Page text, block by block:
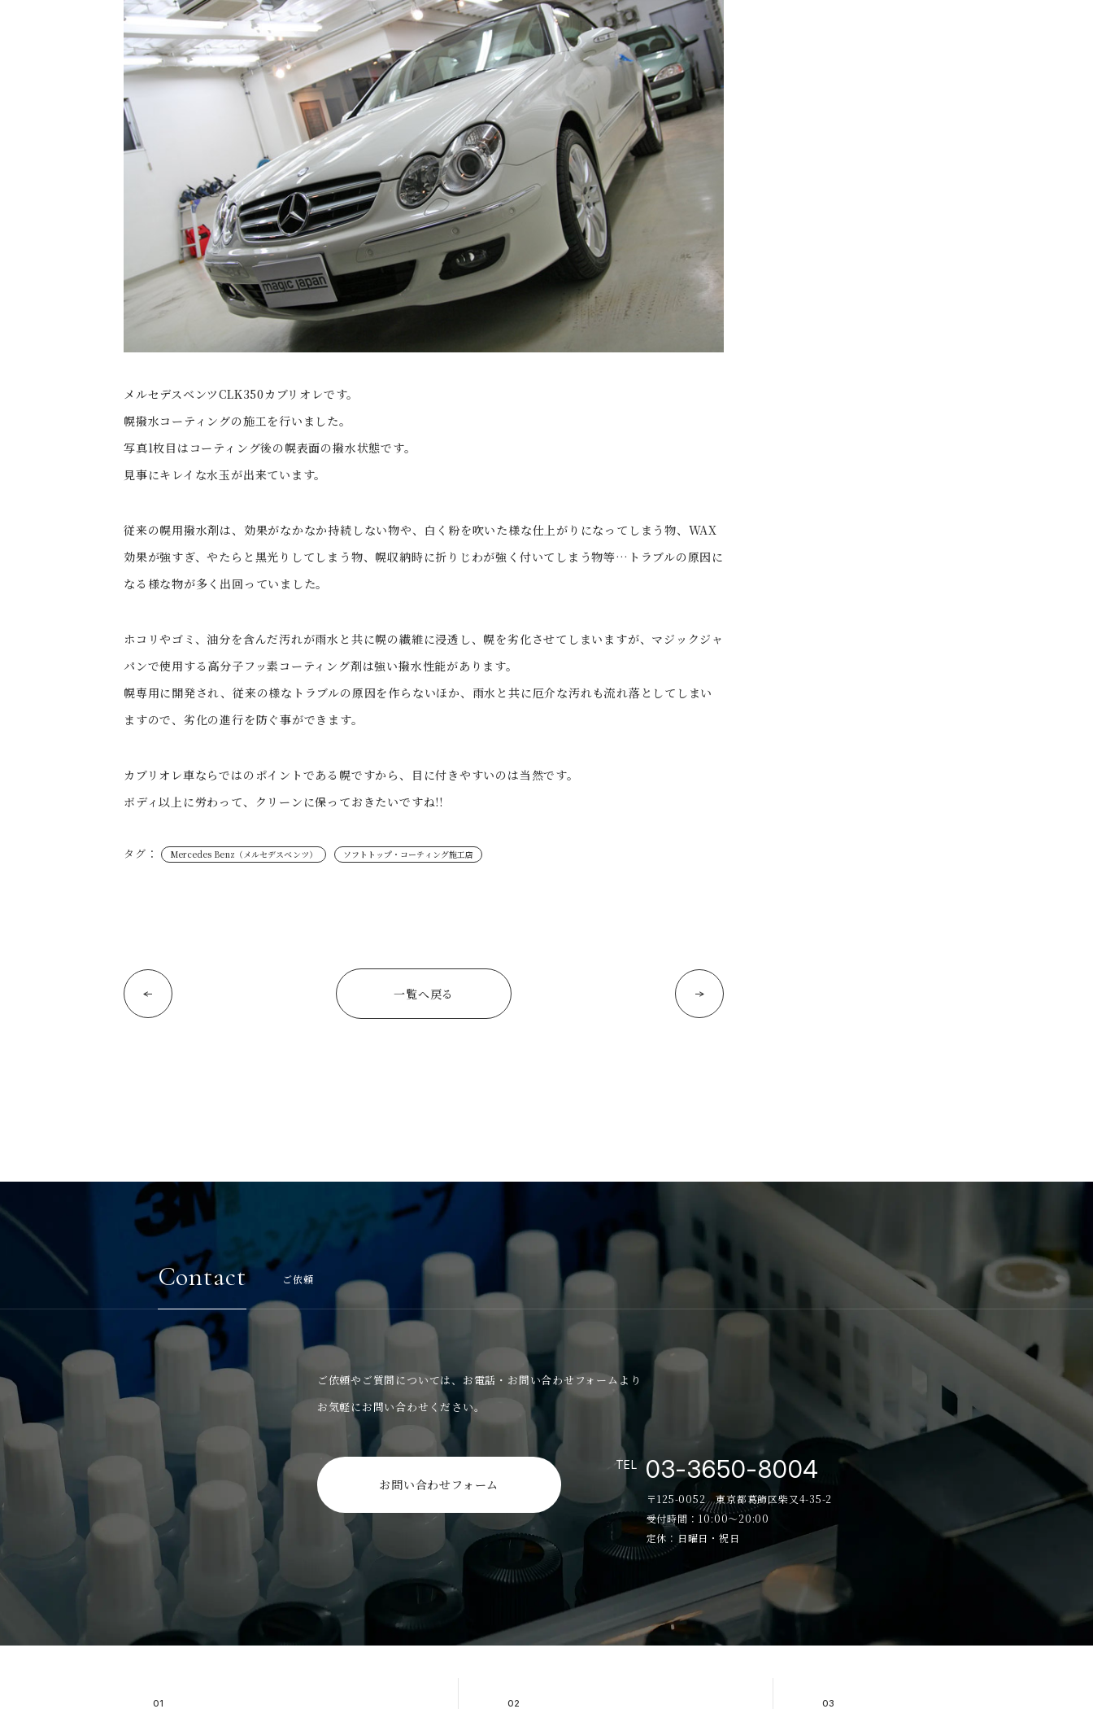
メルセデスベンツCLK350カブリオレです。
幌撥水コーティングの施工を行いました。
写真1枚目はコーティング後の幌表面の撥水状態です。
見事にキレイな水玉が出来ています。
従来の幌用撥水剤は、効果がなかなか持続しない物や、白く粉を吹いた様な仕上がりになってしまう物、WAX
効果が強すぎ、やたらと黒光りしてしまう物、幌収納時に折りじわが強く付いてしまう物等…トラブルの原因に
なる様な物が多く出回っていました。
ホコリやゴミ、油分を含んだ汚れが雨水と共に幌の繊維に浸透し、幌を劣化させてしまいますが、マジックジャ
パンで使用する高分子フッ素コーティング剤は強い撥水性能があります。
幌専用に開発され、従来の様なトラブルの原因を作らないほか、雨水と共に厄介な汚れも流れ落としてしまい
ますので、劣化の進行を防ぐ事ができます。
カブリオレ車ならではのポイントである幌ですから、目に付きやすいのは当然です。
ボディ以上に労わって、クリーンに保っておきたいですね!!
タグ： Mercedes Benz（メルセデスベンツ） ソフトトップ・コーティング施工店
一覧へ戻る
Contact ご依頼
ご依頼やご質問については、お電話・お問い合わせフォームより
お気軽にお問い合わせください。
お問い合わせフォーム
TEL 03-3650-8004
〒125-0052 東京都葛飾区柴又4-35-2
受付時間：10:00～20:00
定休：日曜日・祝日
01 02 03